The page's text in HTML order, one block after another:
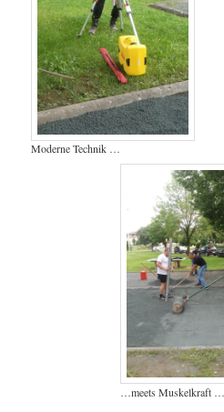
Moderne Technik …
…meets Muskelkraft …